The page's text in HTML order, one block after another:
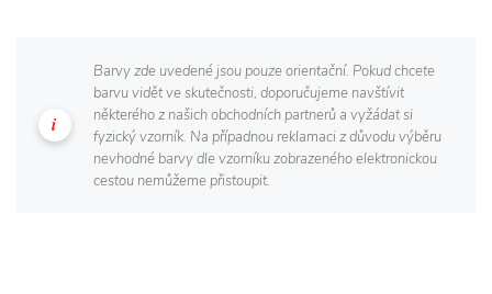
Barvy zde uvedené jsou pouze orientační. Pokud chcete
barvu vidět ve skutečnosti, doporučujeme navštívit
některého z našich obchodních partnerů a vyžádat si
fyzický vzorník. Na případnou reklamaci z důvodu výběru
nevhodné barvy dle vzorníku zobrazeného elektronickou
cestou nemůžeme přistoupit.